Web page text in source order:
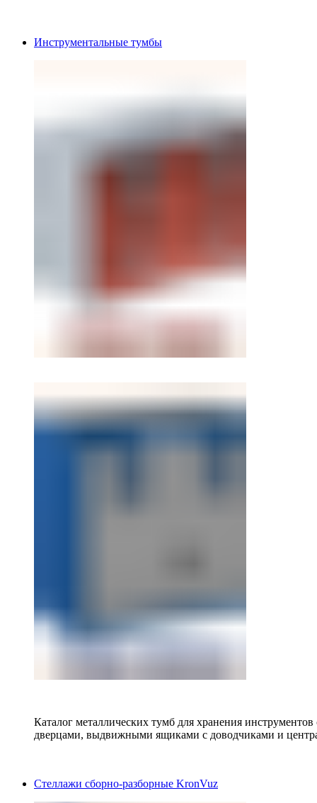
Инструментальные тумбы
Каталог металлических тумб для хранения
дверцами, выдвижными ящиками с доводчиками и
Стеллажи сборно-разборные KronVuz